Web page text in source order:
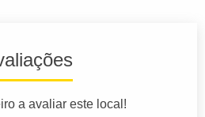
a avaliar este local!